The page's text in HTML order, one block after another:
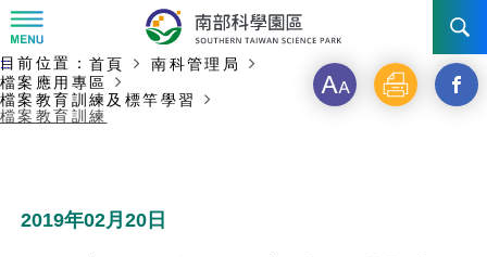
訊息公告
主要內容開始
:::
目前位置： 首頁
南科管理局
檔案應用專區
檔案教育訓練及標竿學習
檔案教育訓練
字 列 另
2019年02月20日